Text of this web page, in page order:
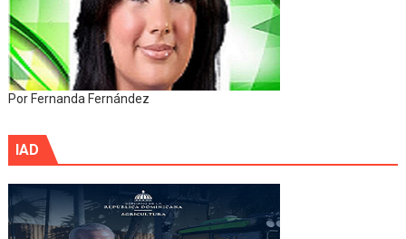
Por Fernanda Fernández
IAD